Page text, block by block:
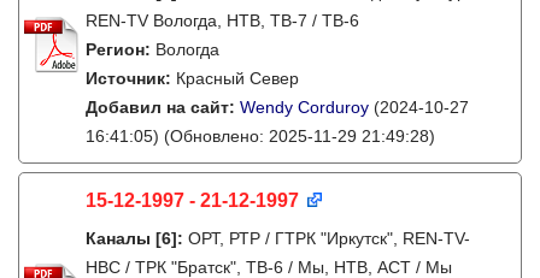
REN-TV Вологда, НТВ, ТВ-7 / ТВ-6
Регион: Вологда
Источник: Красный Север
Добавил на сайт: Wendy Corduroy (2024-10-27
16:41:05) (Обновлено: 2025-11-29 21:49:28)
15-12-1997 - 21-12-1997
Каналы [6]: ОРТ, РТР / ГТРК "Иркутск", REN-TV-
НВС / ТРК "Братск", ТВ-6 / Мы, НТВ, АСТ / Мы